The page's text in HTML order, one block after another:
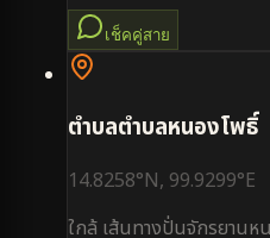
เช็คคู่สาย
ตำบลตำบลหนองโพธิ์
14.8258°N, 99.9299°E
ใกล้ เส้นทางปั่นจักรยานห